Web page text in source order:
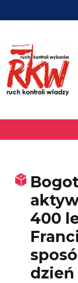
400